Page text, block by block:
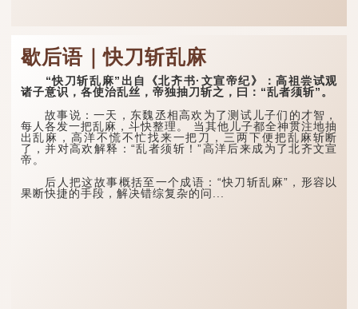
歇后语｜快刀斩乱麻
“快刀斩乱麻”出自《北齐书·文宣帝纪》：高祖尝试观
诸子意识，各使治乱丝，帝独抽刀斩之，曰：“乱者须斩”。
故事说：一天，东魏丞相高欢为了测试儿子们的才智，
每人各发一把乱麻，斗快整理。 当其他儿子都全神贯注地抽
出乱麻，高洋不慌不忙找来一把刀，三两下便把乱麻斩断
了，并对高欢解释：“乱者须斩！”高洋后来成为了北齐文宣
帝。
后人把这故事概括至一个成语：“快刀斩乱麻”，形容以
果断快捷的手段，解决错综复杂的问...